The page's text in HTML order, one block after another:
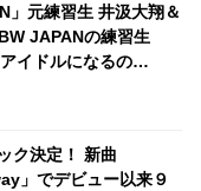
」元練習生 井汲大翔＆
JAPANの練習生
イドルになるの
ク決定！ 新曲
」でデビュー以来９